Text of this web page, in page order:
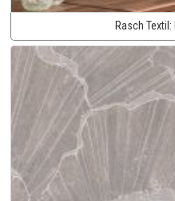
Rasch Textil: